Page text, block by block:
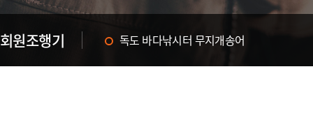
회원조행기 독도 바다낚시터 무지개송어